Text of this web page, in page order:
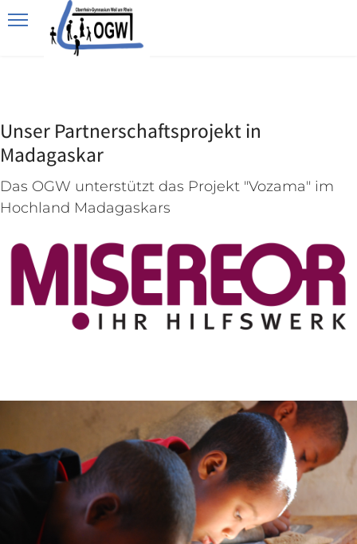
Unser Partnerschaftsprojekt in
Madagaskar
Das OGW unterstützt das Projekt "Vozama" im
Hochland Madagaskars